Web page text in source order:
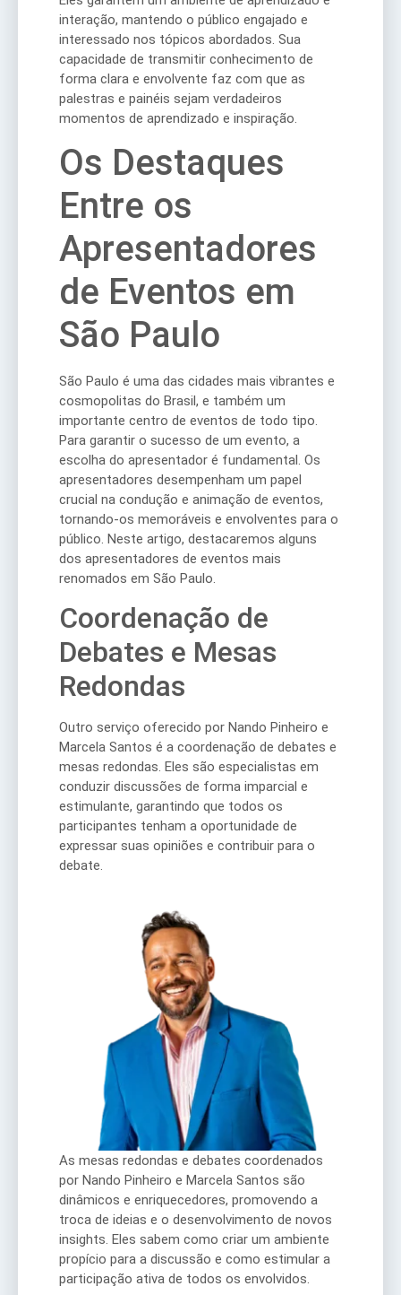
interação, mantendo o público engajado e
interessado nos tópicos abordados. Sua
capacidade de transmitir conhecimento de
forma clara e envolvente faz com que as
palestras e painéis sejam verdadeiros
momentos de aprendizado e inspiração.
Os Destaques
Entre os
Apresentadores
de Eventos em
São Paulo
São Paulo é uma das cidades mais vibrantes e
cosmopolitas do Brasil, e também um
importante centro de eventos de todo tipo.
Para garantir o sucesso de um evento, a
escolha do apresentador é fundamental. Os
apresentadores desempenham um papel
crucial na condução e animação de eventos,
tornando-os memoráveis e envolventes para o
público. Neste artigo, destacaremos alguns
dos apresentadores de eventos mais
renomados em São Paulo.
Coordenação de
Debates e Mesas
Redondas
Outro serviço oferecido por Nando Pinheiro e
Marcela Santos é a coordenação de debates e
mesas redondas. Eles são especialistas em
conduzir discussões de forma imparcial e
estimulante, garantindo que todos os
participantes tenham a oportunidade de
expressar suas opiniões e contribuir para o
debate.
As mesas redondas e debates coordenados
por Nando Pinheiro e Marcela Santos são
dinâmicos e enriquecedores, promovendo a
troca de ideias e o desenvolvimento de novos
insights. Eles sabem como criar um ambiente
propício para a discussão e como estimular a
participação ativa de todos os envolvidos.